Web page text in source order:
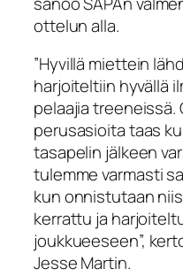
ottelun alla.
”Hyvillä miettein
harjoiteltiin hyvällä
pelaajia
perusasioita taas
tasapelin jälkeen
tulemme varmasti
kun onnistutaan
kerrattu ja
joukkueeseen”,
Jesse Martin.